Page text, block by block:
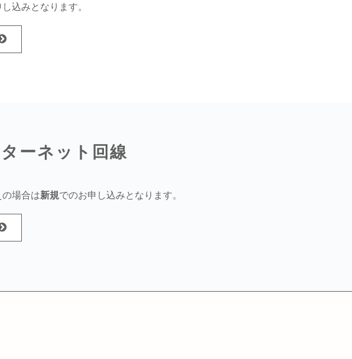
込みとなります。
ーネット回線
場合は新規でのお申し込みとなります。